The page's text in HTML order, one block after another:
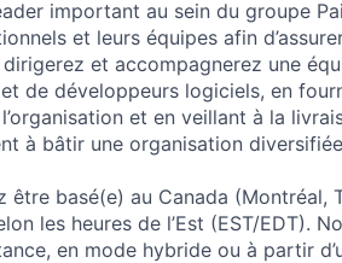
important au sein du groupe
et leurs équipes afin
dirigerez et accompagnerez une
de développeurs logiciels, en
et en veillant à la
à bâtir une organisation
être basé(e) au Canada
les heures de l’Est (EST/EDT).
en mode hybride ou à partir